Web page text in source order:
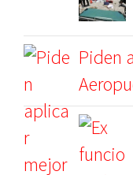
Piden